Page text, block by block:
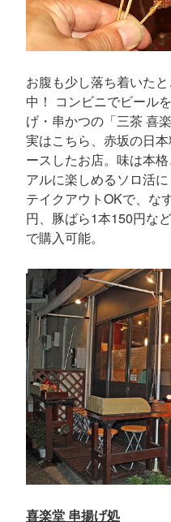
お腹も少し落ち着いた
中！ コンビニでビール
げ・串かつの「三茶 喜楽
実はこちら、赤坂の日
ースしたお店。味は本
アルに楽しめるソロ活に
テイクアウトOKで、な
円、豚ばら1本150円な
で購入可能。
喜楽堂 串揚げ処